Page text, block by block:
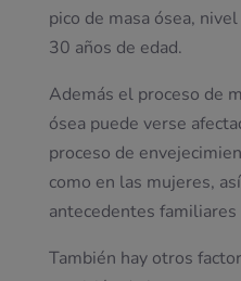
pico de masa ósea,
30 años de edad.
Además el proceso de
ósea puede verse
proceso de
como en las mujeres,
antecedentes
También hay otros